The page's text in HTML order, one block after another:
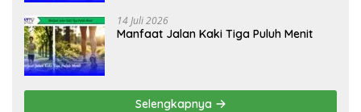
14 Juli 2026
Manfaat Jalan Kaki Tiga Puluh Menit
Selengkapnya